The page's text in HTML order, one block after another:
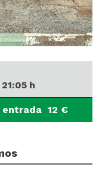
21:05 h
entrada 12 €